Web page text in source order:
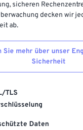
sicheren
decken wir
ab.
Sie mehr über unser
Sicherheit
TLS
Daten